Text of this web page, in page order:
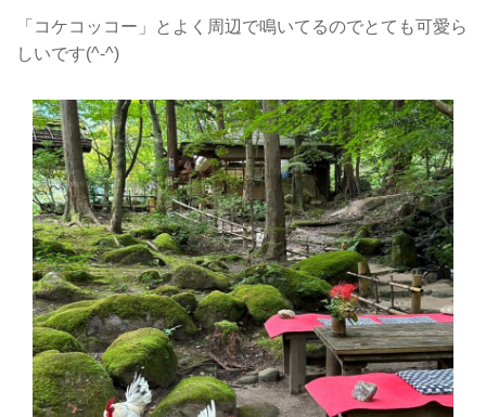
「コケコッコー」とよく周辺で鳴いてるのでとても可愛ら
しいです(^-^)